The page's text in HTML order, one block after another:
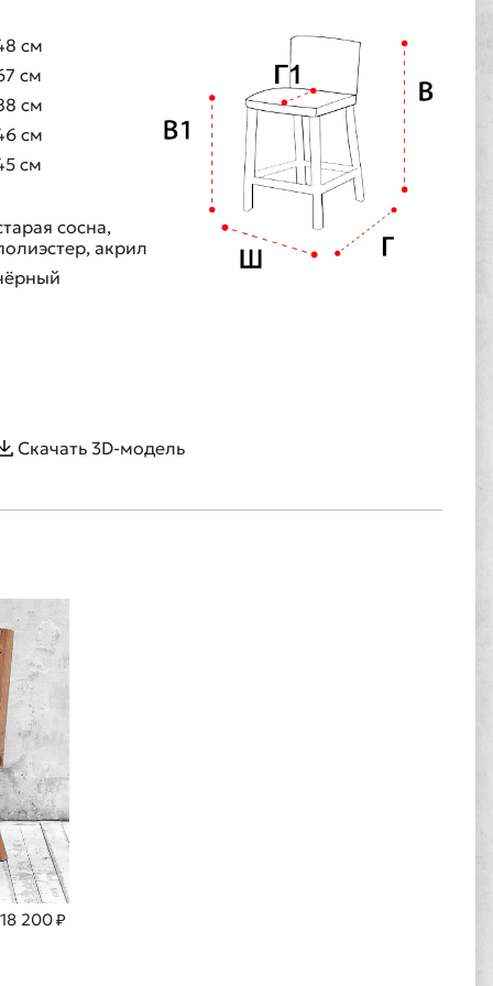
см
см
см
см
см
сосна,
акрил
Скачать 3D-модель
18 200 ₽